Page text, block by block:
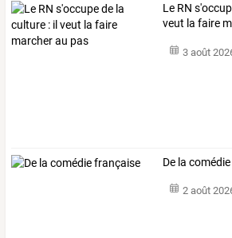
Le RN
veut la faire
3 août
De la
2 août